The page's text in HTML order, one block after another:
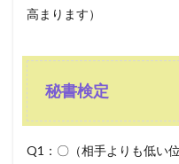
高まります）
秘書検定
Q1：〇（相手よりも低い